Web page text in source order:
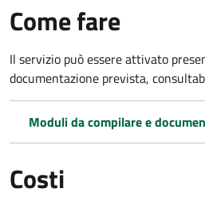
Come fare
Il servizio può essere attivato
documentazione prevista,
Moduli da compilare e
Costi